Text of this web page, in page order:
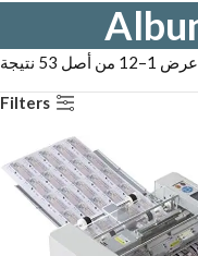
عرض 1–12 من أصل 53 نتيجة
Filters